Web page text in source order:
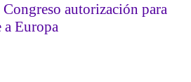
autorización para
a Europa